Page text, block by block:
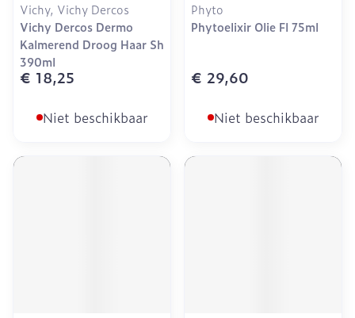
Vichy, Vichy Dercos
Vichy Dercos Dermo
Kalmerend Droog Haar Sh
390ml
€ 18,25
Niet beschikbaar
Phyto
Phytoelixir Olie Fl 75ml
€ 29,60
Niet beschikbaar